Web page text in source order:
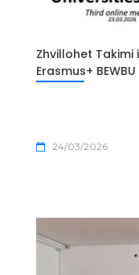
Zhvillohet Takimi
Erasmus+ BEWBU
24/03/2026